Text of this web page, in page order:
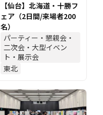
【仙台】北海道・十勝フ
ェア（2日間/来場者200
名）
パーティー・懇親会・
二次会・大型イベン
ト・展示会
東北